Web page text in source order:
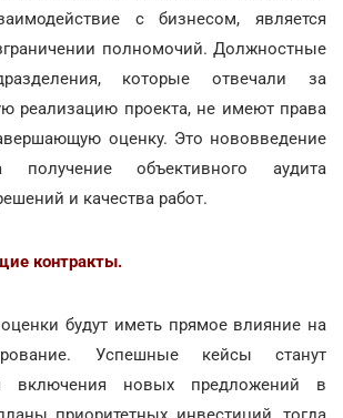
с бизнесом, является
полномочий. Должностные
которые отвечали за
реализацию проекта, не имеют права
оценку. Это нововведение
получение объективного аудита
и качества работ.
контракты.
оценки будут иметь прямое влияние на
Успешные кейсы станут
включения новых предложений в